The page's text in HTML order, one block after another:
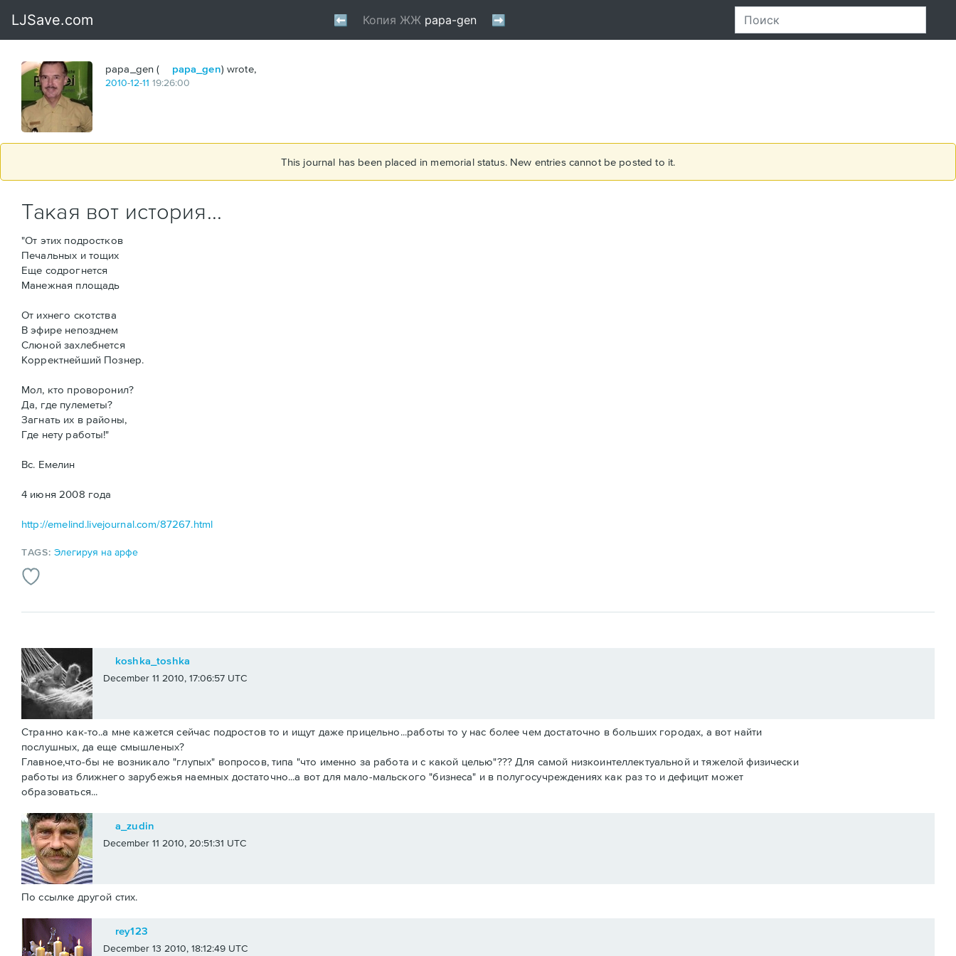
papa_gen ( papa_gen) wrote,
2010-12-11 19:26:00
This journal has been placed in memorial status. New entries cannot be posted to it.
Такая вот история...
"От этих подростков
Печальных и тощих
Еще содрогнется
Манежная площадь
От ихнего скотства
В эфире непозднем
Слюной захлебнется
Корректнейший Познер.
Мол, кто проворонил?
Да, где пулеметы?
Загнать их в районы,
Где нету работы!"
Вс. Емелин
4 июня 2008 года
http://emelind.livejournal.com/87267.html
TAGS:Элегируя на арфе
koshka_toshka
December 11 2010, 17:06:57 UTC
Странно как-то..а мне кажется сейчас подростов то и ищут даже прицельно...работы то у нас более чем достаточно в больших городах, а вот найти
послушных, да еще смышленых?
Главное,что-бы не возникало "глупых" вопросов, типа "что именно за работа и с какой целью"??? Для самой низкоинтеллектуальной и тяжелой физически
работы из ближнего зарубежья наемных достаточно...а вот для мало-мальского "бизнеса" и в полугосучреждениях как раз то и дефицит может
образоваться...
a_zudin
December 11 2010, 20:51:31 UTC
По ссылке другой стих.
rey123
December 13 2010, 18:12:49 UTC